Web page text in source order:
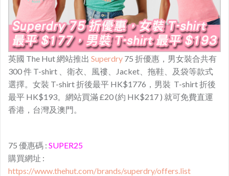
英國 The Hut 網站推出 Superdry 75 折優惠，男女裝合共有
300 件 T-shirt 、衛衣、風䄛、Jacket、拖鞋、及袋等款式
選擇。女裝 T-shirt 折後最平 HK$1776，男裝 T-shirt 折後
最平 HK$193。網站買滿 £20 (約 HK$217 ) 就可免費直運
香港，台灣及澳門。
75 優惠碼 : SUPER25
購買網址 :
https://www.thehut.com/brands/superdry/offers.list